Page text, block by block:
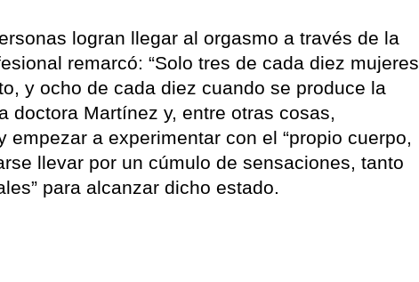
logran llegar al orgasmo a través de la
remarcó: “Solo tres de cada diez mujeres
y ocho de cada diez cuando se produce la
doctora Martínez y, entre otras cosas,
a experimentar con el “propio cuerpo,
llevar por un cúmulo de sensaciones, tanto
para alcanzar dicho estado.